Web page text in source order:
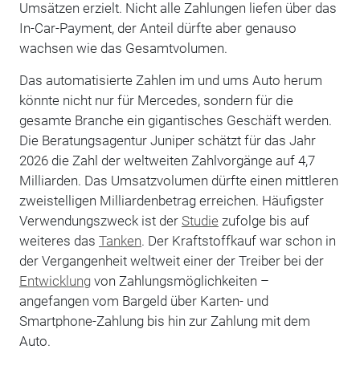
Umsätzen erzielt. Nicht alle Zahlungen liefen über das
In-Car-Payment, der Anteil dürfte aber genauso
wachsen wie das Gesamtvolumen.
Das automatisierte Zahlen im und ums Auto herum
könnte nicht nur für Mercedes, sondern für die
gesamte Branche ein gigantisches Geschäft werden.
Die Beratungsagentur Juniper schätzt für das Jahr
2026 die Zahl der weltweiten Zahlvorgänge auf 4,7
Milliarden. Das Umsatzvolumen dürfte einen mittleren
zweistelligen Milliardenbetrag erreichen. Häufigster
Verwendungszweck ist der Studie zufolge bis auf
weiteres das Tanken. Der Kraftstoffkauf war schon in
der Vergangenheit weltweit einer der Treiber bei der
Entwicklungvon Zahlungsmöglichkeiten –
angefangen vom Bargeld über Karten- und
Smartphone-Zahlung bis hin zur Zahlung mit dem
Auto.